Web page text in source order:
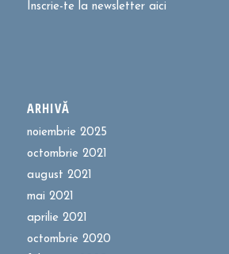
Înscrie-te la newsletter aici
ARHIVĂ
noiembrie 2025
octombrie 2021
august 2021
mai 2021
aprilie 2021
octombrie 2020